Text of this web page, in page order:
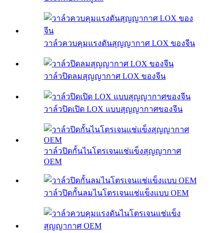
วาล์วควบคุมแรงดันสุญญากาศ LOX ของจีน
วาล์วปิดลมสุญญากาศ LOX ของจีน
วาล์วปิดเปิด LOX แบบสุญญากาศของจีน
วาล์วปิดกั้นไนโตรเจนแช่แข็งสุญญากาศ
OEM
วาล์วปิดกั้นลมไนโตรเจนแช่แข็งแบบ OEM